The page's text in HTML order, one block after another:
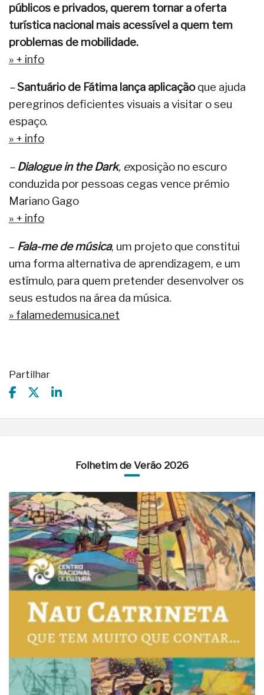
públicos e privados, querem tornar a oferta
turística nacional mais acessível a quem tem
problemas de mobilidade.
» + info
–Santuário de Fátima lança aplicaçãoque ajuda
peregrinos deficientes visuais a visitar o seu
espaço.
» + info
– Dialogue in the Dark, exposição no escuro
conduzida por pessoas cegas vence prémio
Mariano Gago
» + info
– Fala-me de música, um projeto que constitui
uma forma alternativa de aprendizagem, e um
estímulo, para quem pretender desenvolver os
seus estudos na área da música.
» falamedemusica.net
Partilhar
Folhetim de Verão 2026